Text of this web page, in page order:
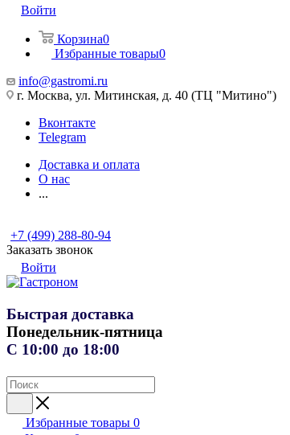
Войти
Корзина0
Избранные товары0
info@gastromi.ru
г. Москва, ул. Митинская, д. 40 (ТЦ "Митино")
Вконтакте
Telegram
Доставка и оплата
О нас
...
+7 (499) 288-80-94
Заказать звонок
Войти
Быстрая доставка
Понедельник-пятница
С 10:00 до 18:00
Избранные товары 0